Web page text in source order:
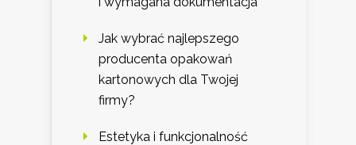
Jak wybrać najlepszego
producenta opakowań
kartonowych dla Twojej
firmy?
Estetyka i funkcjonalność